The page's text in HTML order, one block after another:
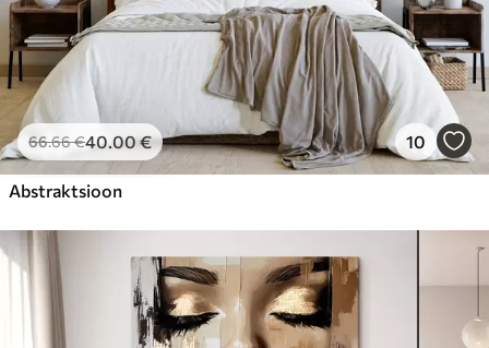
66.66€40.00€ 10
Abstraktsioon